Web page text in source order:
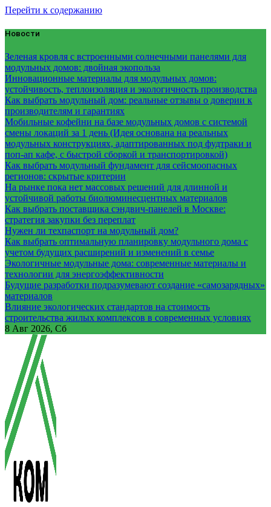
Перейти к содержанию
Новости
Зеленая кровля с встроенными солнечными панелями для
модульных домов: двойная экопольза
Инновационные материалы для модульных домов:
устойчивость, теплоизоляция и экологичность производства
Как выбрать модульный дом: реальные отзывы о доверии к
производителям и гарантиях
Мобильные кофейни на базе модульных домов с системой
смены локаций за 1 день (Идея основана на реальных
модульных конструкциях, адаптированных под фудтраки и
поп-ап кафе, с быстрой сборкой и транспортировкой)
Как выбрать модульный фундамент для сейсмоопасных
регионов: скрытые критерии
На рынке пока нет массовых решений для длинной и
устойчивой работы биолюминесцентных материалов
Как выбрать поставщика сэндвич-панелей в Москве:
стратегия закупки без переплат
Нужен ли техпаспорт на модульный дом?
Как выбрать оптимальную планировку модульного дома с
учетом будущих расширений и изменений в семье
Экологичные модульные дома: современные материалы и
технологии для энергоэффективности
Будущие разработки подразумевают создание «самозарядных»
материалов
Влияние экологических стандартов на стоимость
строительства жилых комплексов в современных условиях
8 Авг 2026, Сб